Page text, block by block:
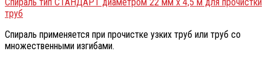
труб
Спираль применяется при прочистке узких труб или труб со
множественными изгибами.